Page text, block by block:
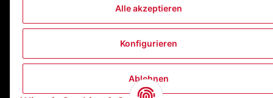
Alle akzeptieren
Konfigurieren
Ablehnen
Tel.:06021 59092-0